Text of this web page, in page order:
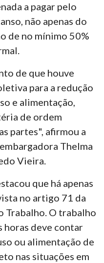
a pagar pelo
não apenas do
de no mínimo 50%
de que houve
para a redução
e alimentação,
de ordem
partes", afirmou a
Thelma
Vieira.
que há apenas
no artigo 71 da
Trabalho. O trabalho
horas deve contar
ou alimentação de
nas situações em